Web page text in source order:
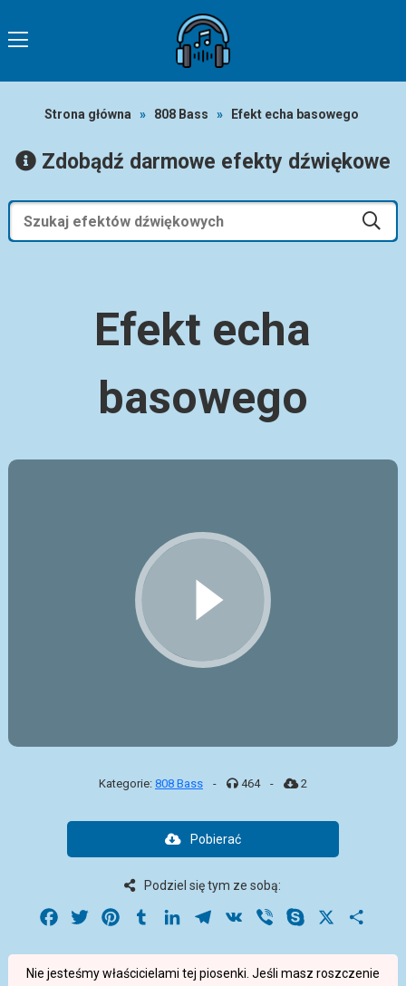
Strona główna » 808 Bass » Efekt echa basowego
Zdobądź darmowe efekty dźwiękowe
Efekt echa
basowego
Kategorie: 808 Bass - 464 - 2
Pobierać
Podziel się tym ze sobą:
Facebook
Twitter PinterestTumblrLinkedInTelegram
VK Viber Skype
Nie jesteśmy właścicielami tej piosenki. Jeśli masz roszczenie